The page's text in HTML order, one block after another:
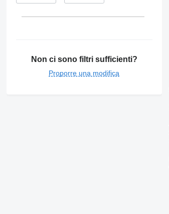
Non ci sono filtri sufficienti?
Proporre una modifica